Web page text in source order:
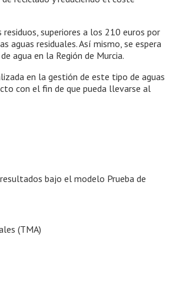
superiores a los 210 euros por
aguas residuales. Así mismo, se espera
agua en la Región de Murcia.
en la gestión de este tipo de aguas
con el fin de que pueda llevarse al
bajo el modelo Prueba de
(TMA)